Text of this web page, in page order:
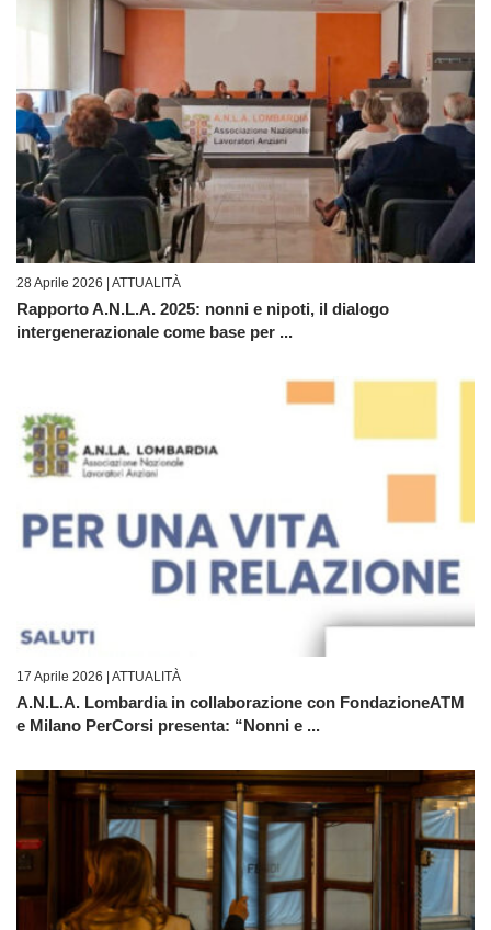
28 Aprile 2026 | ATTUALITÀ
Rapporto A.N.L.A. 2025: nonni e nipoti, il dialogo
intergenerazionale come base per ...
17 Aprile 2026 | ATTUALITÀ
A.N.L.A. Lombardia in collaborazione con FondazioneATM
e Milano PerCorsi presenta: “Nonni e ...